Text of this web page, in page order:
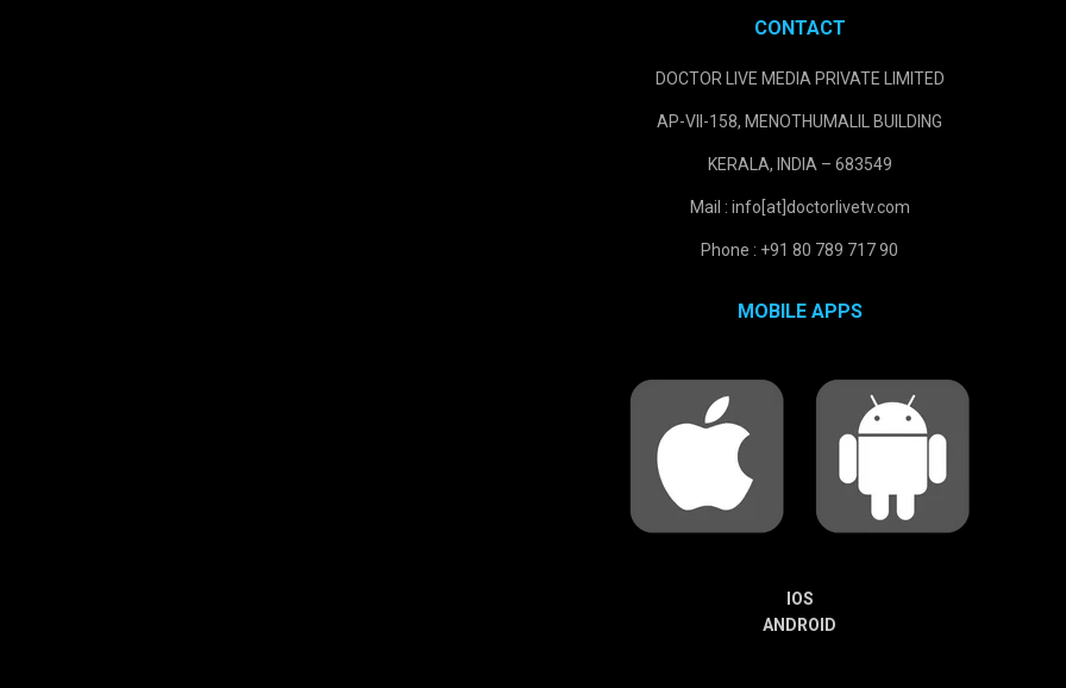
CONTACT
DOCTOR LIVE MEDIA PRIVATE LIMITED
AP-VII-158, MENOTHUMALIL BUILDING
KERALA, INDIA – 683549
Mail : info[at]doctorlivetv.com
Phone : +91 80 789 717 90
MOBILE APPS
IOS
ANDROID